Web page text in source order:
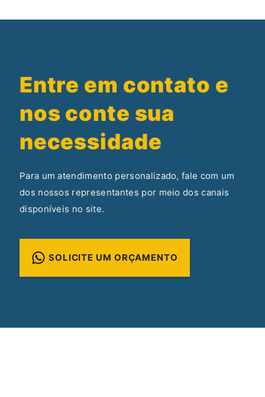
Entre em contato e
nos conte sua
necessidade
Para um atendimento personalizado, fale com um
dos nossos representantes por meio dos canais
disponíveis no site.
SOLICITE UM ORÇAMENTO